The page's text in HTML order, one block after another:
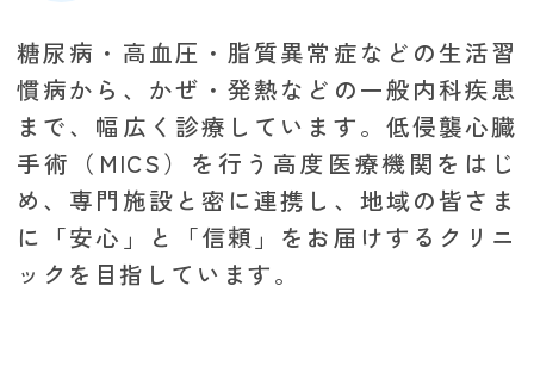
糖尿病・高血圧・脂質異常症などの生活習
慣病から、かぜ・発熱などの一般内科疾患
まで、幅広く診療しています。低侵襲心臓
手術（MICS）を行う高度医療機関をはじ
め、専門施設と密に連携し、地域の皆さま
に「安心」と「信頼」をお届けするクリニ
ックを目指しています。